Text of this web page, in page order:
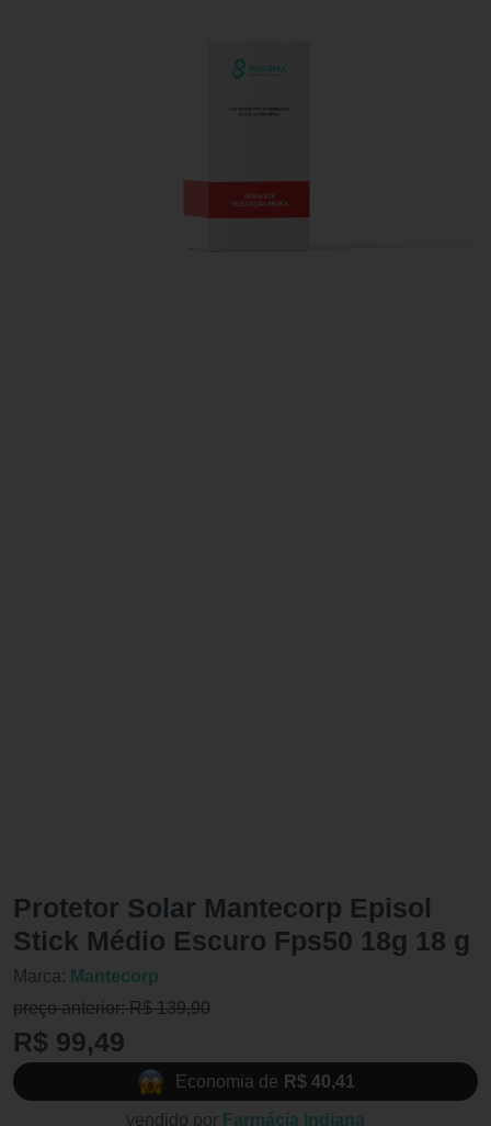
Protetor Solar Mantecorp Episol
Stick Médio Escuro Fps50 18g 18 g
Marca: Mantecorp
preço anterior: R$ 139,90
R$ 99,49
Economia de R$ 40,41
vendido por Farmácia Indiana